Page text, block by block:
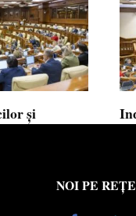
și
obținute de medici
NOI PE